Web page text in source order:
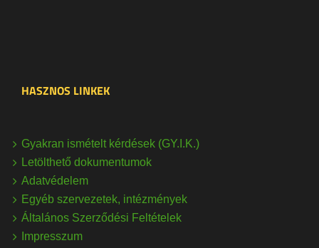
HASZNOS LINKEK
Gyakran ismételt kérdések (GY.I.K.)
Letölthető dokumentumok
Adatvédelem
Egyéb szervezetek, intézmények
Általános Szerződési Feltételek
Impresszum